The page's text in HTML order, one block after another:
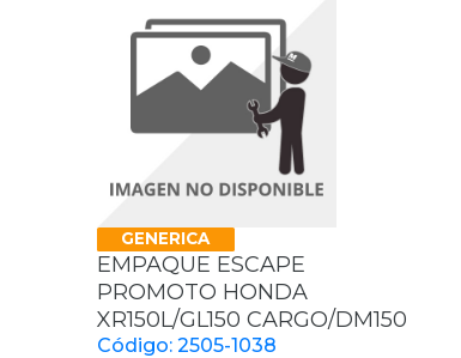
GENERICA
EMPAQUE ESCAPE
PROMOTO HONDA
XR150L/GL150 CARGO/DM150
Código: 2505-1038